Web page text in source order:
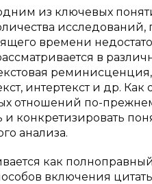
из ключевых
времени
в
интертекст и др.
отношений по-
и конкретизировать
анализа.
как
включения